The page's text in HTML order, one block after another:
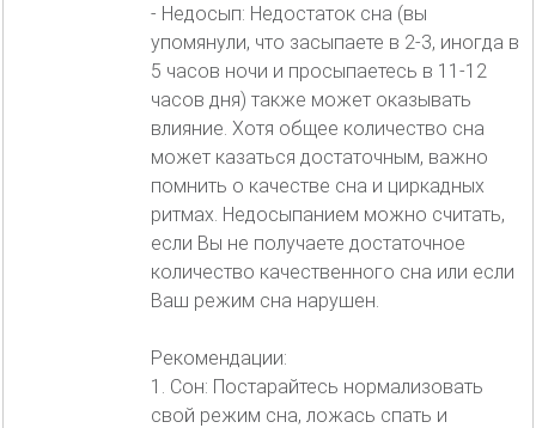
- Недосып: Недостаток сна (вы
упомянули, что засыпаете в 2-3, иногда в
5 часов ночи и просыпаетесь в 11-12
часов дня) также может оказывать
влияние. Хотя общее количество сна
может казаться достаточным, важно
помнить о качестве сна и циркадных
ритмах. Недосыпанием можно считать,
если Вы не получаете достаточное
количество качественного сна или если
Ваш режим сна нарушен.
Рекомендации:
1. Сон: Постарайтесь нормализовать
свой режим сна, ложась спать и